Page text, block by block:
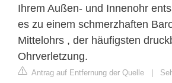
Ihrem Außen- und Innenohr
es zu einem schmerzhaften
Mittelohrs , der häufigsten
Ohrverletzung.
Antrag auf Entfernung der Quelle |